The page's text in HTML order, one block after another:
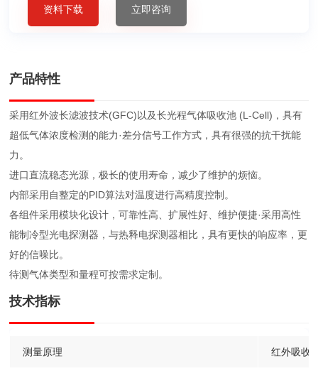
资料下载 立即咨询
产品特性
采用红外波长滤波技术(GFC)以及长光程气体吸收池 (L-Cell)，具有
超低气体浓度检测的能力·差分信号工作方式，具有很强的抗干扰能
力。
进口直流稳态光源，极长的使用寿命，减少了维护的烦恼。
内部采用自整定的PID算法对温度进行高精度控制。
各组件采用模块化设计，可靠性高、扩展性好、维护便捷·采用高性
能制冷型光电探测器，与热释电探测器相比，具有更快的响应率，更
好的信噪比。
待测气体类型和量程可按需求定制。
技术指标
测量原理 红外吸收